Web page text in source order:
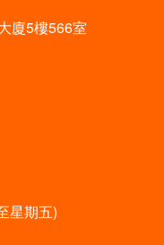
廈5樓566室
星期五)